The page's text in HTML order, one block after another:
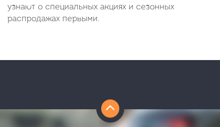
узнают о специальных акциях и сезонных
распродажах первыми.